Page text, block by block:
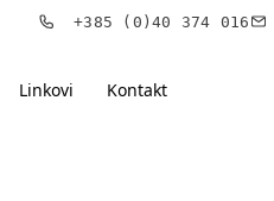
+385 (0)40 374 016
Linkovi Kontakt